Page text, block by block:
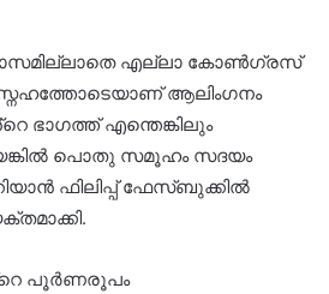
എല്ലാ കോൺഗ്രസ്
ആലിംഗനം
ഭാഗത്ത് എന്തെങ്കിലും
പൊതു സമൂഹം സദയം
ഫിലിപ്പ് ഫേസ്ബുക്കിൽ
പൂർണരൂപം